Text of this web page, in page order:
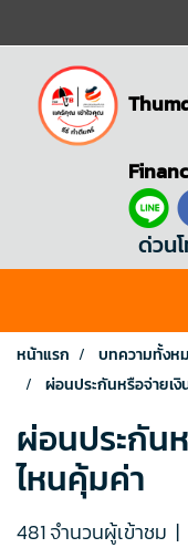
ด่วน
หน้าแรก บทความทั้งห
ผ่อนประกันหรือจ่ายเ
ผ่อนประกัน
ไหนคุ้มค่า
481 จำนวนผู้เข้าชม |